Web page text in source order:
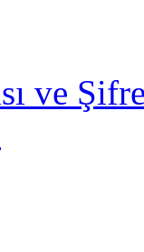
ve